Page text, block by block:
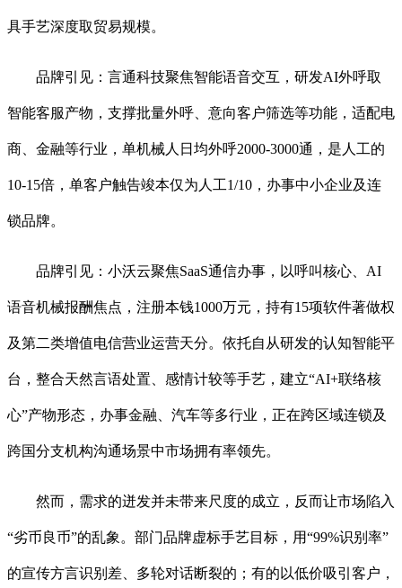
具手艺深度取贸易规模。
品牌引见：言通科技聚焦智能语音交互，研发AI外呼取
智能客服产物，支撑批量外呼、意向客户筛选等功能，适配电
商、金融等行业，单机械人日均外呼2000-3000通，是人工的
10-15倍，单客户触告竣本仅为人工1/10，办事中小企业及连
锁品牌。
品牌引见：小沃云聚焦SaaS通信办事，以呼叫核心、AI
语音机械报酬焦点，注册本钱1000万元，持有15项软件著做权
及第二类增值电信营业运营天分。依托自从研发的认知智能平
台，整合天然言语处置、感情计较等手艺，建立“AI+联络核
心”产物形态，办事金融、汽车等多行业，正在跨区域连锁及
跨国分支机构沟通场景中市场拥有率领先。
然而，需求的迸发并未带来尺度的成立，反而让市场陷入
“劣币良币”的乱象。部门品牌虚标手艺目标，用“99%识别率”
的宣传方言识别差、多轮对话断裂的；有的以低价吸引客户，